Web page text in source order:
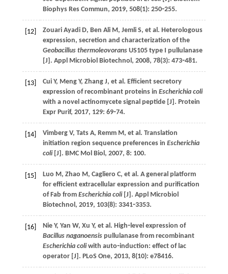
Biophys Res Commun, 2019, 508(1): 250⁃255.
[12] Zouari Ayadi D, Ben Ali M, Jemli S, et al. Heterologous
expression, secretion and characterization of the
Geobacillus thermoleovoransUS105 type I pullulanase
[J]. Appl Microbiol Biotechnol, 2008, 78(3): 473⁃481.
[13] Cui Y, Meng Y, Zhang J, et al. Efficient secretory
expression of recombinant proteins in Escherichia coli
with a novel actinomycete signal peptide [J]. Protein
Expr Purif, 2017, 129: 69⁃74.
[14] Vimberg V, Tats A, Remm M, et al. Translation
initiation region sequence preferences in Escherichia
coli[J]. BMC Mol Biol, 2007, 8: 100.
[15] Luo M, Zhao M, Cagliero C, et al. A general platform
for efficient extracellular expression and purification
of Fab from Escherichia coli[J]. Appl Microbiol
Biotechnol, 2019, 103(8): 3341⁃3353.
[16] Nie Y, Yan W, Xu Y, et al. High⁃level expression of
Bacillus naganoensispullulanase from recombinant
Escherichia coliwith auto⁃induction: effect of lac
operator [J]. PLoS One, 2013, 8(10): e78416.